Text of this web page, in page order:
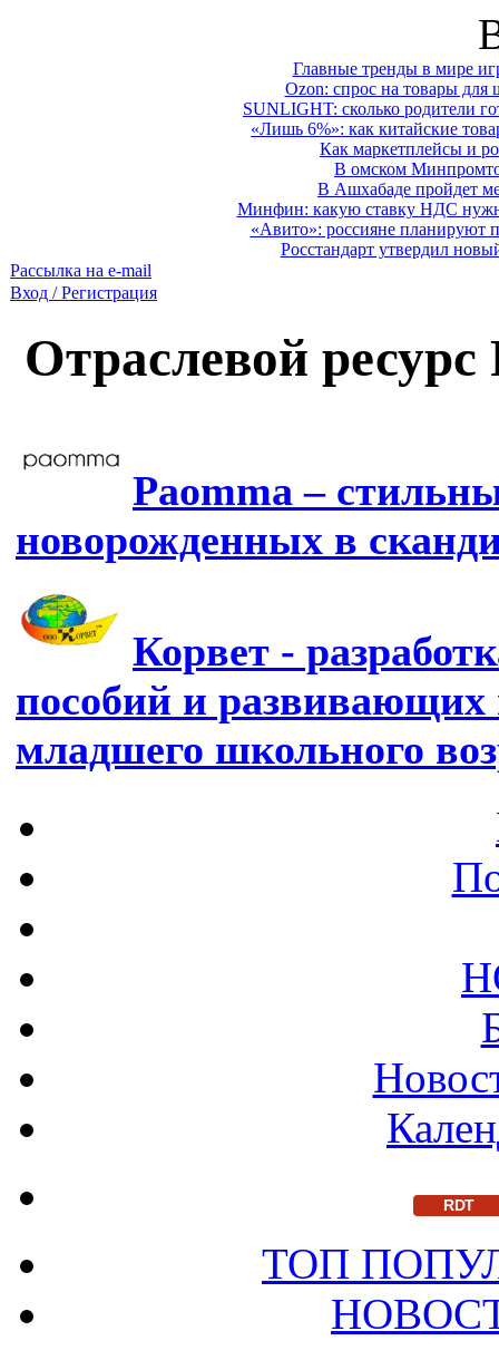
Главные тренды в мире
Ozon: спрос на товары для
SUNLIGHT: сколько родители
«Лишь 6%»: как китайские
Как маркетплейсы и
В омском
В Ашхабаде пройдет
Минфин: какую ставку НДС
«Авито»: россияне планируют
Росстандарт утвердил
Рассылка на e-mail
Вход / Регистрация
Отраслевой
Paomma –
новорожденных в
Корвет -
пособий и развивающих
младшего школьного
RDT
ТОП